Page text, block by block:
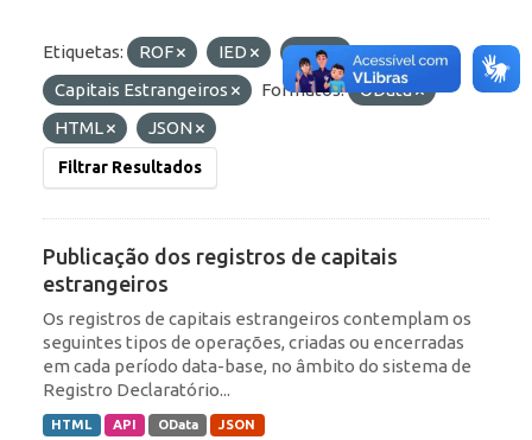
Etiquetas: ROF IED
RDE
Capitais Estrangeiros
Formatos:
OData
HTML
JSON
Filtrar Resultados
Publicação dos registros de capitais
estrangeiros
Os registros de capitais estrangeiros contemplam os
seguintes tipos de operações, criadas ou encerradas
em cada período data-base, no âmbito do sistema de
Registro Declaratório...
HTML API OData JSON